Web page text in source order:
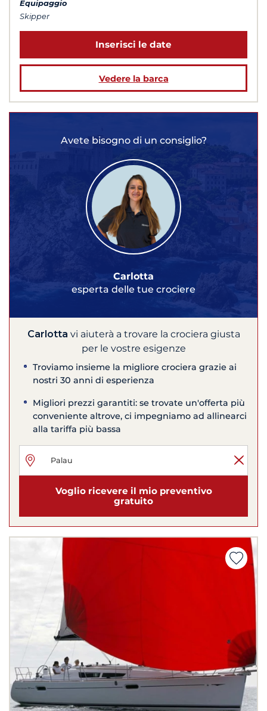
Equipaggio
Skipper
Inserisci le date
Vedere la barca
Avete bisogno di un consiglio?
Carlotta
esperta delle tue crociere
Carlotta vi aiuterà a trovare la crociera giusta
per le vostre esigenze
Troviamo insieme la migliore crociera grazie ai
nostri 30 anni di esperienza
Migliori prezzi garantiti: se trovate un'offerta più
conveniente altrove, ci impegniamo ad allinearci
alla tariffa più bassa
Voglio ricevere il mio preventivo
gratuito